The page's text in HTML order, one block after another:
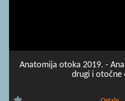
Anatomija otoka 2019. -
drugi i otočne